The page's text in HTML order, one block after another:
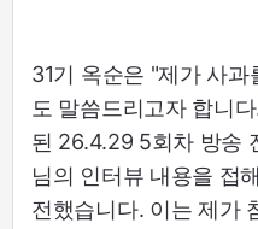
31기 옥순은 "제가 사
도 말씀드리고자 합니
된 26.4.29 5회차 방송
님의 인터뷰 내용을 접
전했습니다. 이는 제가